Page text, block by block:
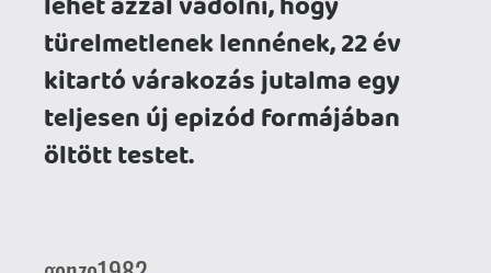
Biztos nektek is van néhány olyan
játékcím életetekben, amelyet bármikor
meghallva akaratlanul is melegség önti el
szíveteket, megidézi a gondtalan
fiatalkort, számos rég elfeledett emlék és